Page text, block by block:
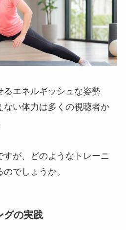
るエネルギッシュな姿勢
ない体力は多くの視聴者か
すが、どのようなトレーニ
でしょうか。
グの実践